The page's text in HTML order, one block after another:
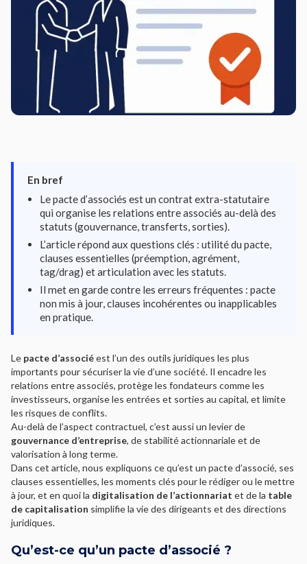
En bref
Le pacte d’associés est un contrat extra-statutaire
qui organise les relations entre associés au-delà des
statuts (gouvernance, transferts, sorties).
L’article répond aux questions clés : utilité du pacte,
clauses essentielles (préemption, agrément,
tag/drag) et articulation avec les statuts.
Il met en garde contre les erreurs fréquentes : pacte
non mis à jour, clauses incohérentes ou inapplicables
en pratique.
Le pacte d’associéest l’un des outils juridiques les plus
importants pour sécuriser la vie d’une société. Il encadre les
relations entre associés, protège les fondateurs comme les
investisseurs, organise les entrées et sorties au capital, et limite
les risques de conflits.
Au-delà de l’aspect contractuel, c’est aussi un levier de
gouvernance d’entreprise, de stabilité actionnariale et de
valorisation à long terme.
Dans cet article, nous expliquons ce qu’est un pacte d’associé, ses
clauses essentielles, les moments clés pour le rédiger ou le mettre
à jour, et en quoi la digitalisation de l’actionnariat et de la table
de capitalisation simplifie la vie des dirigeants et des directions
juridiques.
Qu’est-ce qu’un pacte d’associé ?